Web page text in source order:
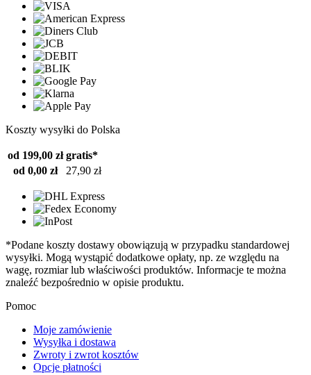
Koszty wysyłki do Polska
od 199,00 zł gratis*
od 0,00 zł
27,90 zł
*Podane koszty dostawy obowiązują w przypadku standardowej
wysyłki. Mogą wystąpić dodatkowe opłaty, np. ze względu na
wagę, rozmiar lub właściwości produktów. Informacje te można
znaleźć bezpośrednio w opisie produktu.
Pomoc
Moje zamówienie
Wysyłka i dostawa
Zwroty i zwrot kosztów
Opcje płatności